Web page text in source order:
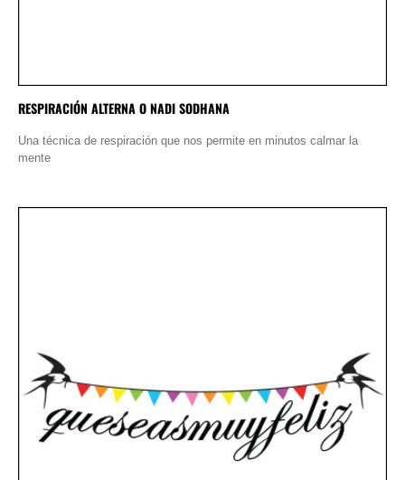
RESPIRACIÓN ALTERNA O NADI SODHANA
Una técnica de respiración que nos permite en minutos calmar la
mente